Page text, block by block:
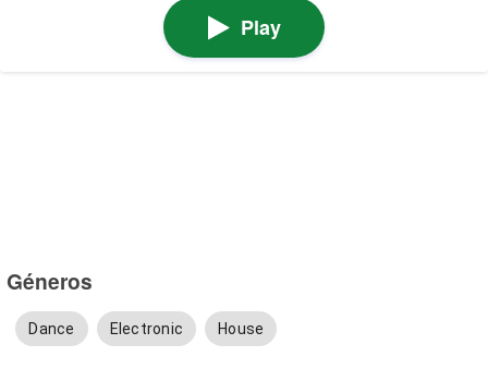
Play
Géneros
Dance Electronic House